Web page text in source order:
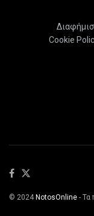
Cookie
© 2024 NotosOnline - Τα